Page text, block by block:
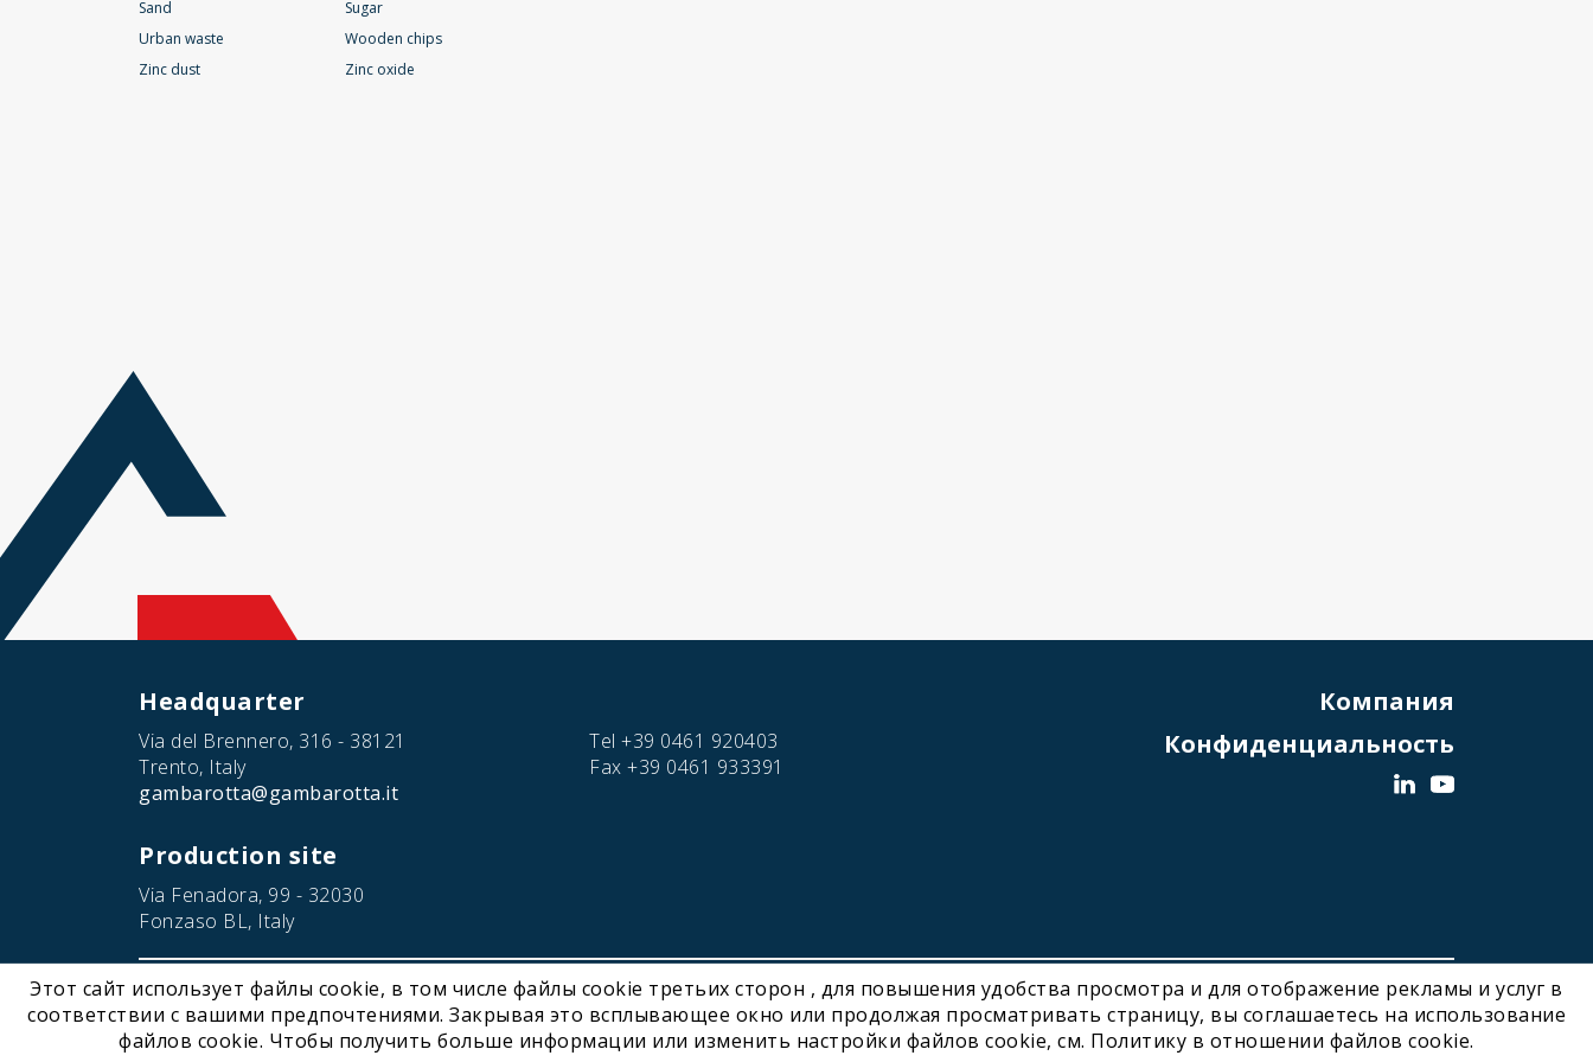
Sand
Sugar
Urban waste
Wooden chips
Zinc dust
Zinc oxide
Headquarter
Via del Brennero, 316 - 38121
Trento, Italy
gambarotta@gambarotta.it
Production site
Via Fenadora, 99 - 32030
Fonzaso BL, Italy
Tel +39 0461 920403
Fax +39 0461 933391
Компания
Конфиденциальность
© 2026 Gambarotta Gschwendt | Advanced Conveyor Technology | P. IVA IT01716450224 Designed and Developed by Noonic
Этот сайт использует файлы cookie, в том числе файлы cookie третьих сторон , для повышения удобства просмотра и для отображение рекламы и услуг в
соответствии с вашими предпочтениями. Закрывая это всплывающее окно или продолжая просматривать страницу, вы соглашаетесь на использование
файлов cookie. Чтобы получить больше информации или изменить настройки файлов cookie, см. Политику в отношении файлов cookie.